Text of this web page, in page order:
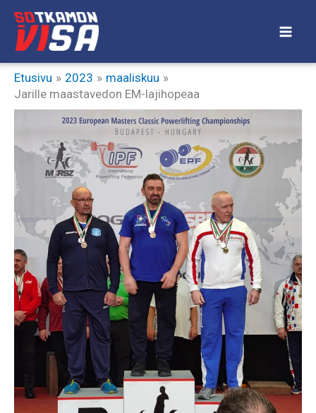
Siirry
sisältöön
Etusivu 2023
maaliskuu
Jarille maastavedon EM-lajihopeaa